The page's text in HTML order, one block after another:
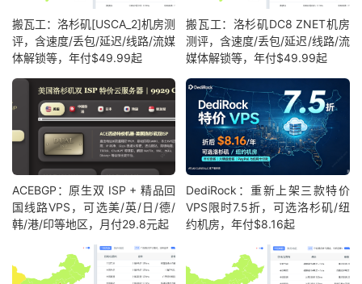
搬瓦工：洛杉矶[USCA_2]机房测
评，含速度/丢包/延迟/线路/流媒
体解锁等，年付$49.99起
搬瓦工：洛杉矶DC8 ZNET机房
测评，含速度/丢包/延迟/线路/流
媒体解锁等，年付$49.99起
ACEBGP：原生双 ISP + 精品回
国线路VPS，可选美/英/日/德/
韩/港/印等地区，月付29.8元起
DediRock：重新上架三款特价
VPS限时7.5折，可选洛杉矶/纽
约机房，年付$8.16起